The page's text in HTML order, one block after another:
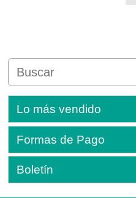
Lo más vendido
Formas de Pago
Boletín